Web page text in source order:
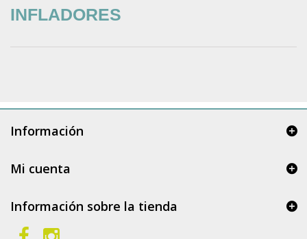
INFLADORES
Información
Mi cuenta
Información sobre la tienda